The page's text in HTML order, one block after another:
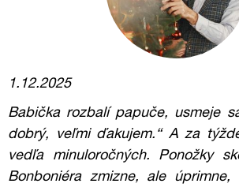
1.12.2025
Babička rozbalí papuče, usmeje
dobrý, veľmi ďakujem.“ A za
vedľa minuloročných. Ponožky
Bonboniéra zmizne, ale úprimne,